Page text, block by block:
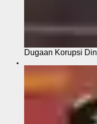
Dugaan Korupsi